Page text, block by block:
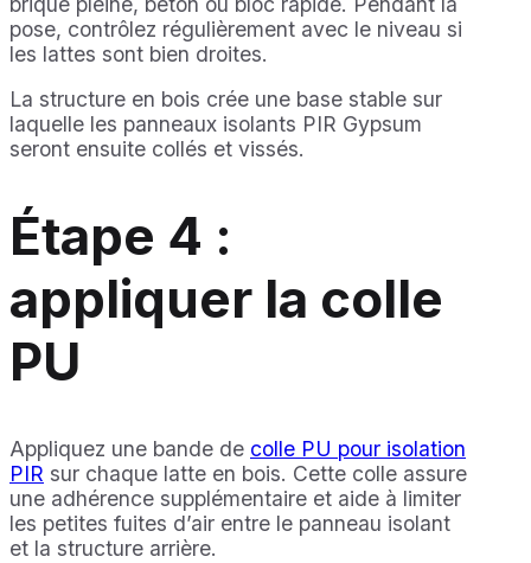
pose, contrôlez régulièrement avec le niveau si
les lattes sont bien droites.
La structure en bois crée une base stable sur
laquelle les panneaux isolants PIR Gypsum
seront ensuite collés et vissés.
Étape 4 :
appliquer la colle
PU
Appliquez une bande de colle PU pour isolation
PIR sur chaque latte en bois. Cette colle assure
une adhérence supplémentaire et aide à limiter
les petites fuites d’air entre le panneau isolant
et la structure arrière.